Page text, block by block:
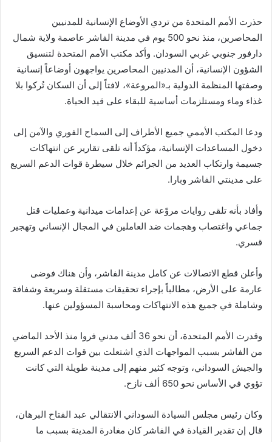
حذرت الأمم المتحدة من تردي الأوضاع الإنسانية للمدنيين
المحاصرين، منذ نحو 500 يوم في مدينة الفاشر عاصمة ولاية شمال
دارفور جنوبي غربي السودان. وأكد مكتب الأمم المتحدة لتنسيق
الشؤون الإنسانية، أن المدنيين المحاصرين يواجهون أوضاعاً إنسانية
وصفتها المنظمة الدولية بـ«المروعة»، لافتاً إلى أن السكان تُركوا بلا
غذاء وماء ومستلزمات أساسية للبقاء على قيد الحياة.
ودعا المكتب الأممي جميع الأطراف إلى السماح الفوري والآمن إلى
دخول المساعدات الإنسانية، مؤكداً أنه تلقى تقارير عن انتهاكات
جسيمة وارتكاب العديد من الجرائم خلال سيطرة قوات الدعم السريع
على مدينتي الفاشر وبارا.
وأفاد بأنه تلقى روايات مروّعة عن إعدامات ميدانية وعمليات قتل
جماعي واغتصاب وهجمات ضد العاملين في المجال الإنساني وتهجير
قسري.
وأعلن قطع الاتصالات عن كامل مدينة الفاشر، وأن هناك فوضى
عارمة على الأرض، مطالباً بإجراء تحقيقات مستقلة وسريعة وشفافة
وشاملة في جميع هذه الانتهاكات ومحاسبة المسؤولين عنها.
وقدرت الأمم المتحدة، أن نحو 36 ألف مدني فروا منذ الأحد الماضي
من الفاشر بسبب المواجهات الذي اشتعلت بين قوات الدعم السريع
والجيش السوداني، وتوجه كثير منهم إلى مدينة طويلة التي كانت
تؤوي في الأساس نحو 650 ألف نازح.
وكان رئيس مجلس السيادة السوداني الانتقالي عبد الفتاح البرهان،
قال إن تقدير القيادة في الفاشر كان مغادرة المدينة بسبب ما